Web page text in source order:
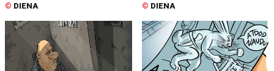
© DIENA © DIENA